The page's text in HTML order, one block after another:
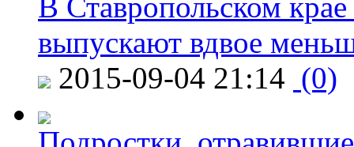
выпускают вдвое
2015-09-04 21:14 (0)